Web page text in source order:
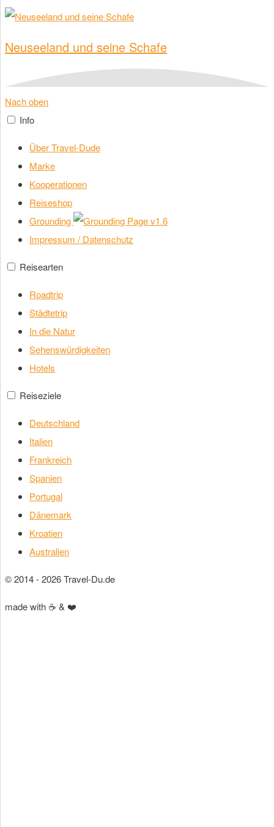
Neuseeland und seine Schafe
Nach oben
Info
Über Travel-Dude
Marke
Kooperationen
Reiseshop
Grounding
v1.6
Impressum / Datenschutz
Reisearten
Roadtrip
Städtetrip
In die Natur
Sehenswürdigkeiten
Hotels
Reiseziele
Deutschland
Italien
Frankreich
Spanien
Portugal
Dänemark
Kroatien
Australien
© 2014 - 2026 Travel-Du.de
made with ☕ & ❤️